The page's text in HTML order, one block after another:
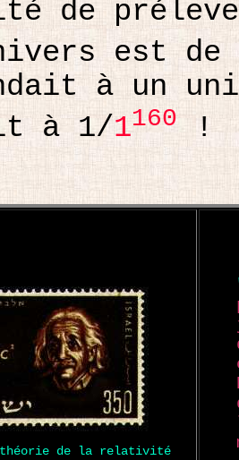
de
est de
à un
à 1/1160 !
théorie de la relativité: